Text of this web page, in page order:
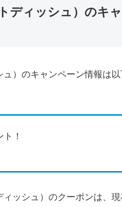
ディッシュ）のキ
）のキャンペーン情報は
！
ッシュ）のクーポンは、